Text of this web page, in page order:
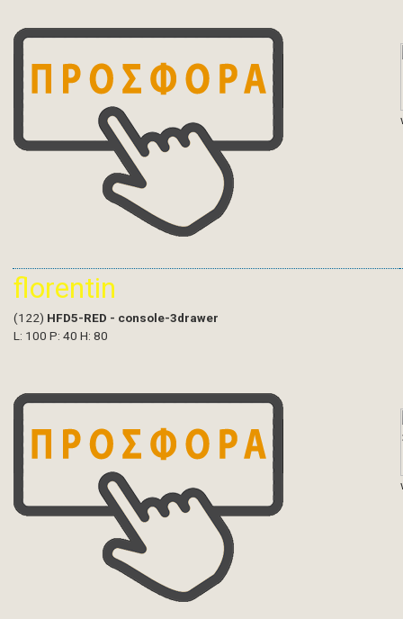
florentin
(122) HFD5-RED - console-3drawer
L: 100 P: 40 H: 80